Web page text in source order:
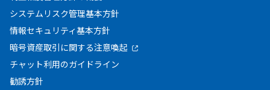
システムリスク管理基本方針
情報セキュリティ基本方針
暗号資産取引に関する注意喚起
チャット利用のガイドライン
勧誘方針